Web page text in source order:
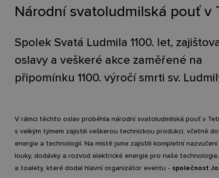
Národní svatoludmilská pouť v
Spolek Svatá Ludmila 1100. let,
oslavy a veškeré akce zaměřené na
připomínku 1100. výročí smrti sv.
V rámci těchto oslav proběhla národní svatoludmilská pouť v
s velkým týmem zajistili veškerou technickou produkci, včetně
energie a technologií. Na místě jsme zajistili kompletní
louky, dodávky a rozvod elektrické energie pro naše
a toalety, které dodal hlavní organizátor eventu - společnost